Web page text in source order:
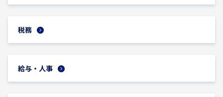
税務
給与・人事